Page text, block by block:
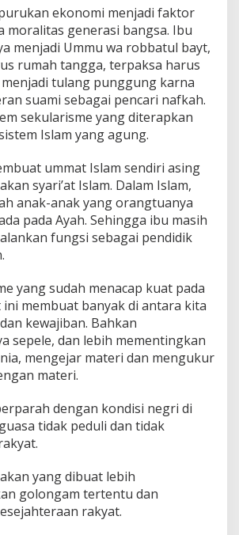
ekonomi menjadi faktor
moralitas generasi bangsa. Ibu
menjadi Ummu wa robbatul bayt,
rumah tangga, terpaksa harus
tulang punggung karna
suami sebagai pencari nafkah.
sekularisme yang diterapkan
Islam yang agung.
ummat Islam sendiri asing
syari’at Islam. Dalam Islam,
anak-anak yang orangtuanya
pada Ayah. Sehingga ibu masih
fungsi sebagai pendidik
yang sudah menacap kuat pada
membuat banyak di antara kita
kewajiban. Bahkan
sepele, dan lebih mementingkan
mengejar materi dan mengukur
materi.
dengan kondisi negri di
tidak peduli dan tidak
yang dibuat lebih
golongam tertentu dan
rakyat.